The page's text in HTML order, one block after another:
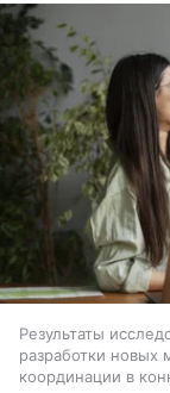
Результаты
разработки новых
координации в